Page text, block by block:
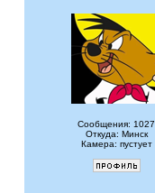
Сообщения: 1027
Откуда: Минск
Камера: пустует